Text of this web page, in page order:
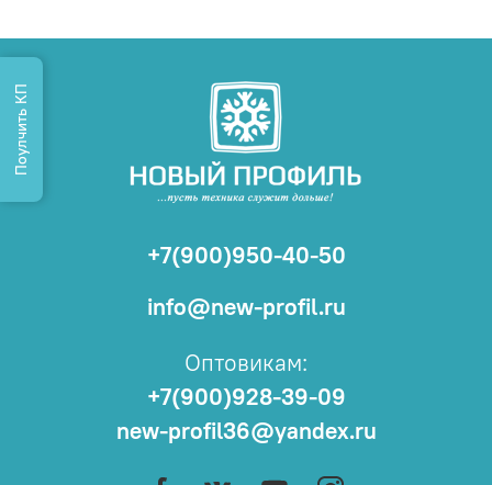
+7(900)950-40-50
info@new-profil.ru
Оптовикам:
+7(900)928-39-09
new-profil36@yandex.ru
Поулчить КП